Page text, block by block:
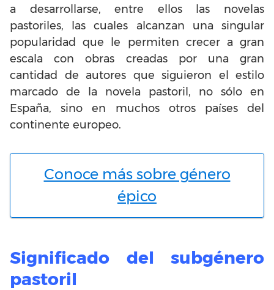
a desarrollarse, entre ellos las novelas
pastoriles, las cuales alcanzan una singular
popularidad que le permiten crecer a gran
escala con obras creadas por una gran
cantidad de autores que siguieron el estilo
marcado de la novela pastoril, no sólo en
España, sino en muchos otros países del
continente europeo.
Conoce más sobre género
épico
Significado del subgénero
pastoril